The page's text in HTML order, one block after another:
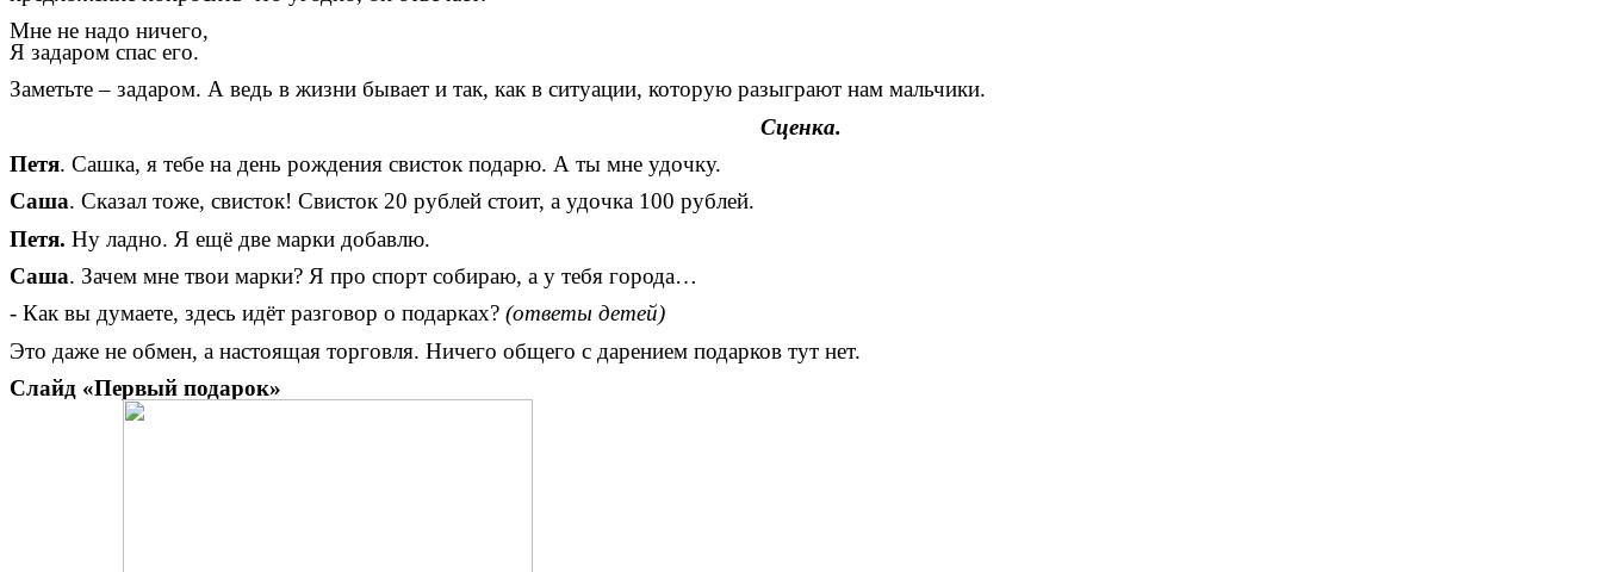
Мне не надо ничего,
Я задаром спас его.
Заметьте – задаром. А ведь в жизни бывает и так, как в ситуации, которую разыграют нам мальчики.
Сценка.
Петя. Сашка, я тебе на день рождения свисток подарю. А ты мне удочку.
Саша. Сказал тоже, свисток! Свисток 20 рублей стоит, а удочка 100 рублей.
Петя. Ну ладно. Я ещё две марки добавлю.
Саша. Зачем мне твои марки? Я про спорт собираю, а у тебя города…
- Как вы думаете, здесь идёт разговор о подарках? (ответы детей)
Это даже не обмен, а настоящая торговля. Ничего общего с дарением подарков тут нет.
Слайд «Первый подарок»